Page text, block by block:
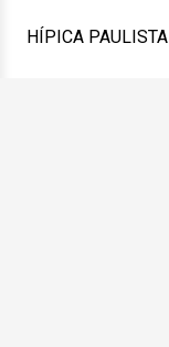
HÍPICA PAULISTA